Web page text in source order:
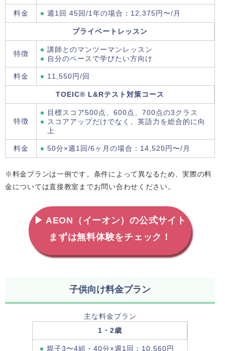
料金 週1回 45回/1年の場合：12,375円〜/月
プライベートレッスン
特徴
講師とのマンツーマンレッスン
自分のペースで学びたい方向け
料金 11,550円/回
TOEIC® L&Rテスト対策コース
特徴
目標スコア500点、600点、700点の3クラス
スコアアップだけでなく、英語力を総合的に向
上
料金 50分×週1回/6ヶ月の場合：14,520円〜/月
※料金プランは一例です。条件によって異なるため、実際の料
金については直接教室までお問い合わせください。
▶ AEON（イーオン）の公式サイト
まずは無料体験をチェック！
子供向け料金プラン
主な料金プラン
1・2歳
親子3〜4組・40分×週1回：10,560円